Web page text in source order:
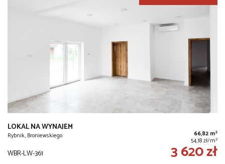
LOKAL NA WYNAJEM
Rybnik, Broniewskiego 66,82 m2
54,18 zł/m2
WBR-LW-361 3 620 zł